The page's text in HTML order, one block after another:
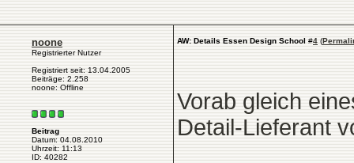
noone
Registrierter Nutzer
Registriert seit: 13.04.2005
Beiträge: 2.258
noone: Offline
Beitrag
Datum: 04.08.2010
Uhrzeit: 11:13
ID: 40282
AW: Details Essen Design School #4 (
Vorab gleich
Detail-Lieferant